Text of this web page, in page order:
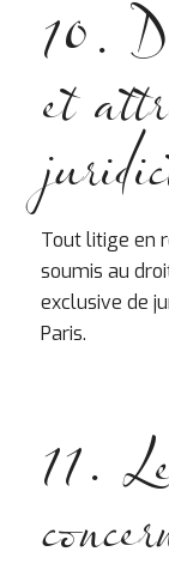
10.
et
Tout litige en
soumis au
exclusive de
Paris.
11.